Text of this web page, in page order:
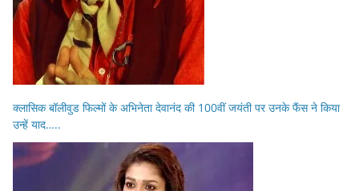
क्लासिक बॉलीवुड फिल्मों के अभिनेता देवानंद की 100वीं जयंती पर उनके फैंस ने किया
उन्हें याद…..